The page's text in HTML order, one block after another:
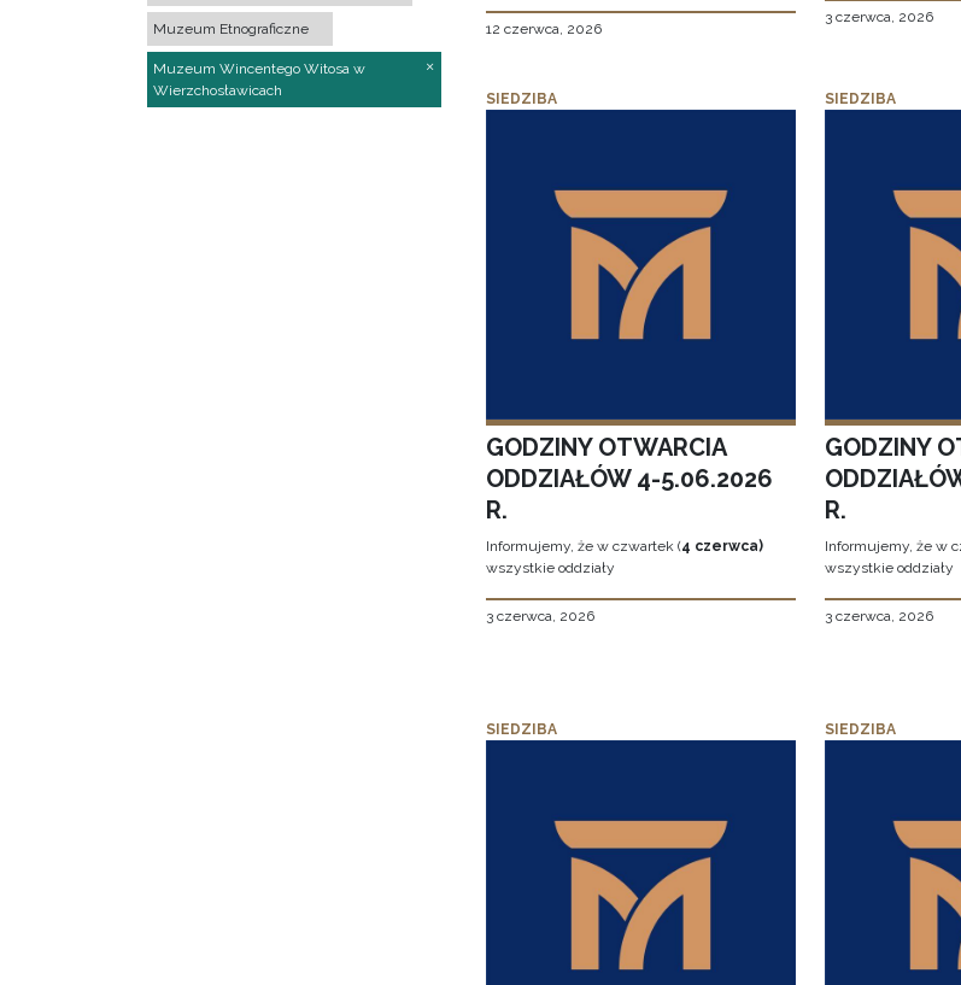
Muzeum Etnograficzne
Muzeum Wincentego Witosa w
Wierzchosławicach
12 czerwca, 2026
3 czerwca, 2026
SIEDZIBA
GODZINY OTWARCIA
ODDZIAŁÓW 4-5.06.2026
R.
Informujemy, że w czwartek (4 czerwca)
wszystkie oddziały
3 czerwca, 2026
SIEDZIBA
GODZINY
R.
Informujemy, że w
wszystkie oddziały
3 czerwca, 2026
SIEDZIBA SIEDZIBA